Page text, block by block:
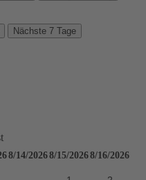
Nächste 7 Tage